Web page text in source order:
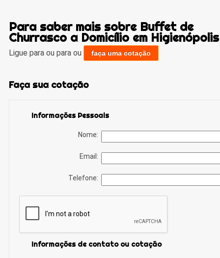
Para saber mais sobre Buffet de
Churrasco a Domicílio em Higienópolis
Ligue para ou para ou faça uma cotação
Faça sua cotação
Informações Pessoais
Nome:
Email:
Telefone:
Informações de contato ou cotação